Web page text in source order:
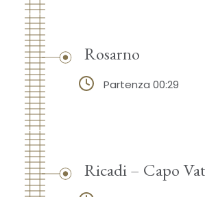
Rosarno
Partenza 00:29
Ricadi – Capo